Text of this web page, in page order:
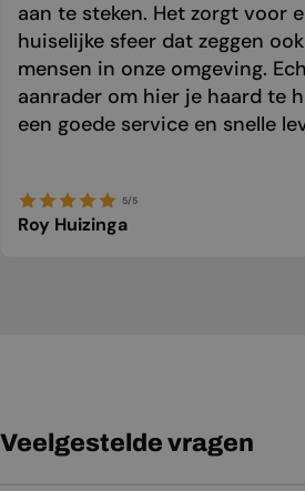
aan te steken. Het zorgt voor
huiselijke sfeer dat zeggen ook
mensen in onze omgeving.
aanrader om hier je haard te
een goede service en snelle
5/5
Roy Huizinga
Veelgestelde vragen